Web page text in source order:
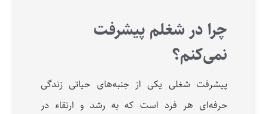
چرا در شغلم پیشرفت
نمی‌کنم؟
پیشرفت شغلی یکی از جنبه‌های حیاتی زندگی
حرفه‌ای هر فرد است که به رشد و ارتقاء در